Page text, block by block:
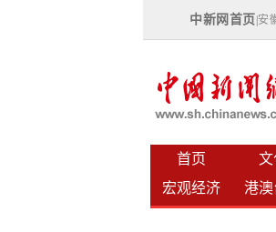
中新网首页 安
首页 文
宏观经济
港